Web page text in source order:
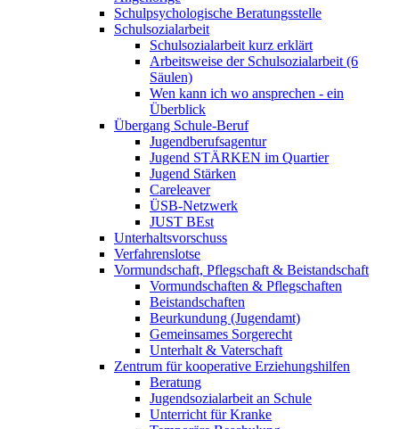
Schulpsychologische Beratungsstelle
Schulsozialarbeit
Schulsozialarbeit kurz erklärt
Arbeitsweise der Schulsozialarbeit (6
Säulen)
Wen kann ich wo ansprechen - ein
Überblick
Übergang Schule-Beruf
Jugendberufsagentur
Jugend STÄRKEN im Quartier
Jugend Stärken
Careleaver
ÜSB-Netzwerk
JUST BEst
Unterhaltsvorschuss
Verfahrenslotse
Vormundschaft, Pflegschaft & Beistandschaft
Vormundschaften & Pflegschaften
Beistandschaften
Beurkundung (Jugendamt)
Gemeinsames Sorgerecht
Unterhalt & Vaterschaft
Zentrum für kooperative Erziehungshilfen
Beratung
Jugendsozialarbeit an Schule
Unterricht für Kranke